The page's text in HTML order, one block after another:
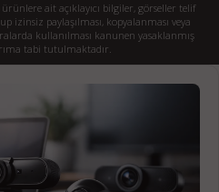
ait açıklayıcı bilgiler, görseller telif
paylaşılması, kopyalanması veya
kullanılması kanunen yasaklanmış
tabi tutulmaktadır.